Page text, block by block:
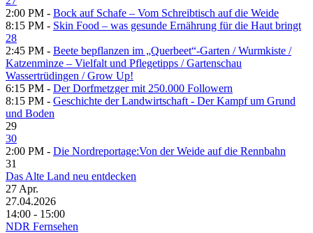
2:00 PM - Bock auf Schafe – Vom Schreibtisch auf die Weide
8:15 PM - Skin Food – was gesunde Ernährung für die Haut bringt
28
2:45 PM - Beete bepflanzen im „Querbeet“-Garten /​ Wurmkiste /​
Katzenminze – Vielfalt und Pflegetipps /​ Gartenschau
Wassertrüdingen /​ Grow Up!
6:15 PM - Der Dorfmetzger mit 250.000 Followern
8:15 PM - Geschichte der Landwirtschaft - Der Kampf um Grund
und Boden
29
30
2:00 PM - Die Nordreportage:Von der Weide auf die Rennbahn
31
Das Alte Land neu entdecken
27 Apr.
27.04.2026
14:00 - 15:00
NDR Fernsehen